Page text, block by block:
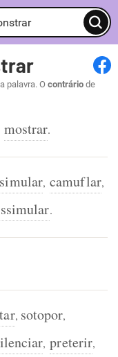
palavra. O contrário de
mostrar.
simular, camuflar,
.
, sotopor,
, preterir,